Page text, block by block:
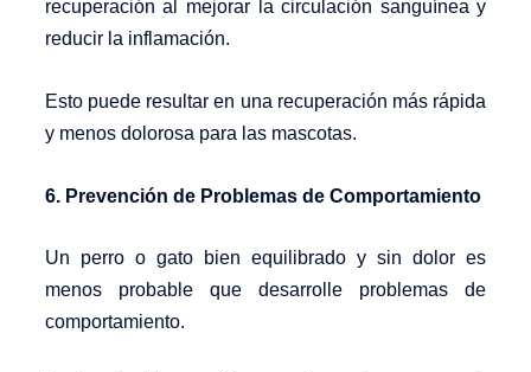
recuperación al mejorar la circulación sanguínea y
reducir la inflamación.
Esto puede resultar en una recuperación más rápida
y menos dolorosa para las mascotas.
6. Prevención de Problemas de Comportamiento
Un perro o gato bien equilibrado y sin dolor es
menos probable que desarrolle problemas de
comportamiento.